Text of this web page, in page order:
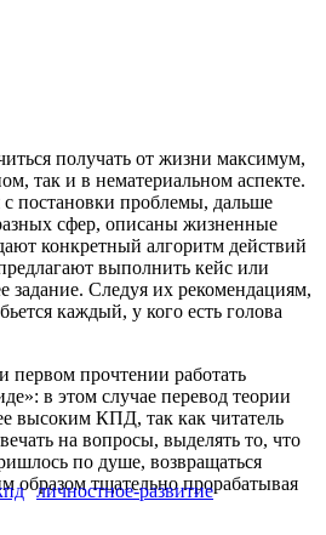
получать от жизни максимум,
так и в нематериальном аспекте.
с постановки проблемы, дальше
сфер, описаны жизненные
конкретный алгоритм действий
выполнить кейс или
задание. Следуя их рекомендациям,
каждый, у кого есть голова
прочтении работать
в этом случае перевод теории
высоким КПД, так как читатель
на вопросы, выделять то, что
по душе, возвращаться
образом тщательно прорабатывая
личностное-развитие